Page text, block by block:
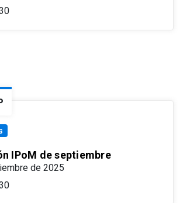
IPoM de septiembre
de 2025